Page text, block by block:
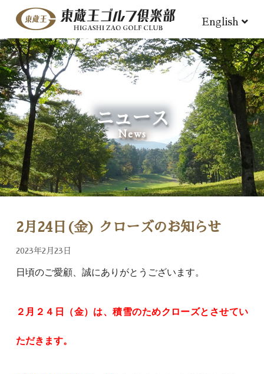
English
ニュース
News
2月24日(金) クローズのお知らせ
2023年2月23日
日頃のご愛顧、誠にありがとうございます。
２ 月２４日（金） は、積雪のためクローズとさせてい
ただきます。